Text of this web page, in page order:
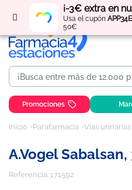
¡-3€ extra en
Usa el cupón APP34E
50€
Regístratey obtén
Promociones
Inicio Parafarmacia Vías urinarias
A.Vogel
Referencia: 171592